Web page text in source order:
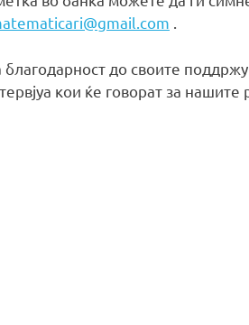
.
до своите
кои ќе говорат за нашите